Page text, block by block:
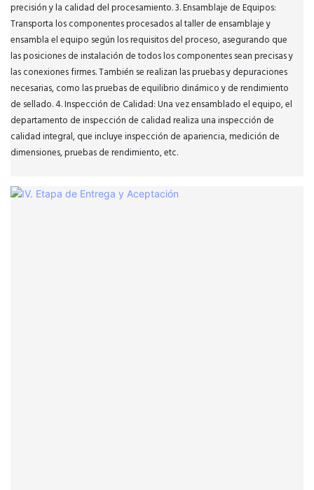
precisión y la calidad del procesamiento. 3. Ensamblaje de Equipos:
Transporta los componentes procesados ​​al taller de ensamblaje y
ensambla el equipo según los requisitos del proceso, asegurando que
las posiciones de instalación de todos los componentes sean precisas y
las conexiones firmes. También se realizan las pruebas y depuraciones
necesarias, como las pruebas de equilibrio dinámico y de rendimiento
de sellado. 4. Inspección de Calidad: Una vez ensamblado el equipo, el
departamento de inspección de calidad realiza una inspección de
calidad integral, que incluye inspección de apariencia, medición de
dimensiones, pruebas de rendimiento, etc.